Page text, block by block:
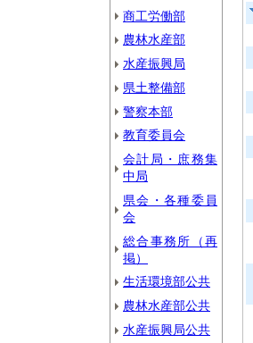
商工労働部
農林水産部
水産振興局
県土整備部
警察本部
教育委員会
会計局・庶務集
中局
県会・各種委員
会
総合事務所（再
掲）
生活環境部公共
農林水産部公共
水産振興局公共